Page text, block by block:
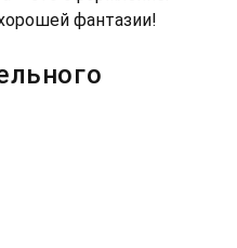
фантазии!